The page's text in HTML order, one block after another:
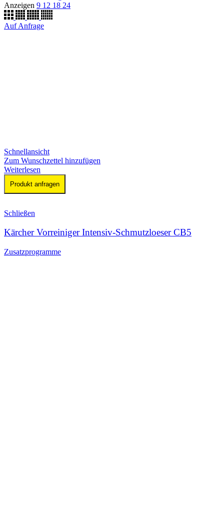
Anzeigen 9 12 18 24
Auf Anfrage
Schnellansicht
Zum Wunschzettel hinzufügen
Weiterlesen
Produkt anfragen
Schließen
Kärcher Vorreiniger Intensiv-Schmutzloeser CB5
Zusatzprogramme